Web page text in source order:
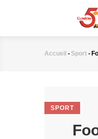
Fil
Accueil - Sport -
SPORT